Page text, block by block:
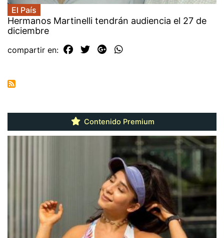
El País
Hermanos Martinelli tendrán audiencia el 27 de
diciembre
compartir en:
Contenido Premium